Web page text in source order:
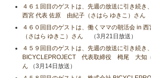
４６１回目のゲストは、先週の放送に引き続き
西宮 代表 佐原 由紀子（さはら ゆきこ）さん
４６０回目のゲストは、働くママの朝活会 in
（さはら ゆきこ）さん
（3月21日放送）
４５９回目のゲストは、先週の放送に引き続き
BICYCLEPROJECT 代表取締役 栂尾 大知
ん （3月14日放送）